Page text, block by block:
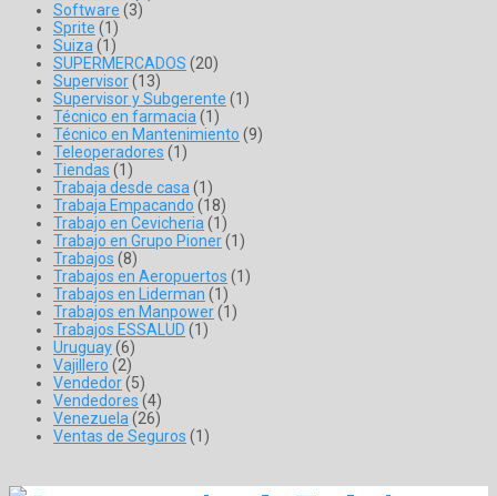
Software (3)
Sprite (1)
Suiza (1)
SUPERMERCADOS (20)
Supervisor(13)
Supervisor y Subgerente (1)
Técnico en farmacia (1)
Técnico en Mantenimiento (9)
Teleoperadores (1)
Tiendas (1)
Trabaja desde casa (1)
Trabaja Empacando (18)
Trabajo en Cevicheria (1)
Trabajo en Grupo Pioner(1)
Trabajos (8)
Trabajos en Aeropuertos (1)
Trabajos en Liderman (1)
Trabajos en Manpower(1)
Trabajos ESSALUD (1)
Uruguay(6)
Vajillero (2)
Vendedor(5)
Vendedores (4)
Venezuela (26)
Ventas de Seguros (1)